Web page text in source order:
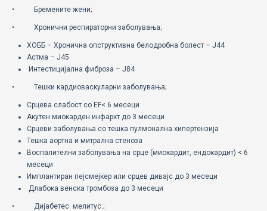
• Бремените жени;
• Хронични респираторни заболувања;
ХОББ – Хронична опструктивна белодробна болест – J44
Астма – J45
Интестицијална фиброза – Ј84
• Тешки кардиоваскуларни заболувања;
Срцева слабост со EF< 6 месеци
Акутен миокарден инфаркт до 3 месеци
Срцеви заболувања со тешка пулмонална хипертензија
Тешка аортна и митрална стеноза
Воспалителни заболувања на срце (миокардит, ендокардит) < 6
месеци
Имплантиран пејсмејкер или срцев дивајс до 3 месеци
Длабока венска тромбоза до 3 месеци
• Дијабетес мелитус:;